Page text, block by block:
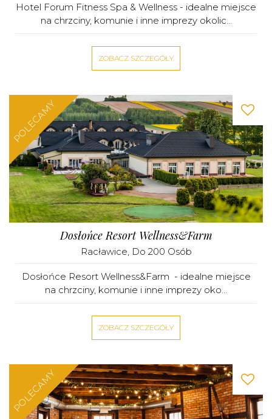
Hotel Forum Fitness Spa & Wellness - idealne miejsce
na chrzciny, komunie i inne imprezy okolic...
ZOBACZ SZCZEGÓŁY
POLECAMY
Dosłońce Resort Wellness&Farm
Racławice , Do 200 Osób
Dosłońce Resort Wellness&Farm - idealne miejsce
na chrzciny, komunie i inne imprezy oko...
ZOBACZ SZCZEGÓŁY
POLECAMY